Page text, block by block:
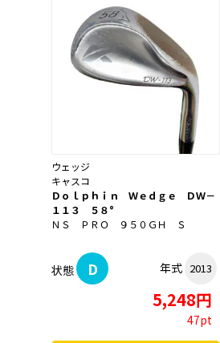
ウェッジ
キャスコ
Ｄｏｌｐｈｉｎ Ｗｅｄｇｅ ＤＷ－
１１３ ５８°
ＮＳ ＰＲＯ ９５０ＧＨ Ｓ
状態 D 年式 2013
5,248円
47pt